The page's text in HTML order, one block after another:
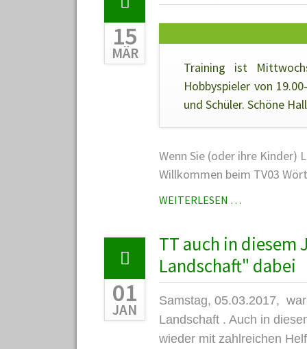
15
MÄR
Training ist
Hobbyspieler von
und Schüler. Schöne
Wenn Sie (oder ihre Kinder)
Willkommen beim TV03
WEITERLESEN …
TT auch in diesem
Landschaft" dabei
01
JAN
Samstag, 05.03.2017,
Landschaft . Auch in
wieder mit zahlreichen